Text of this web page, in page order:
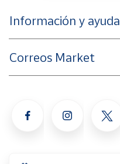
Información y ayuda
Correos Market